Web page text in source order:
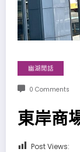
幽湖閒話
0 Comments
東岸商
Post Views: